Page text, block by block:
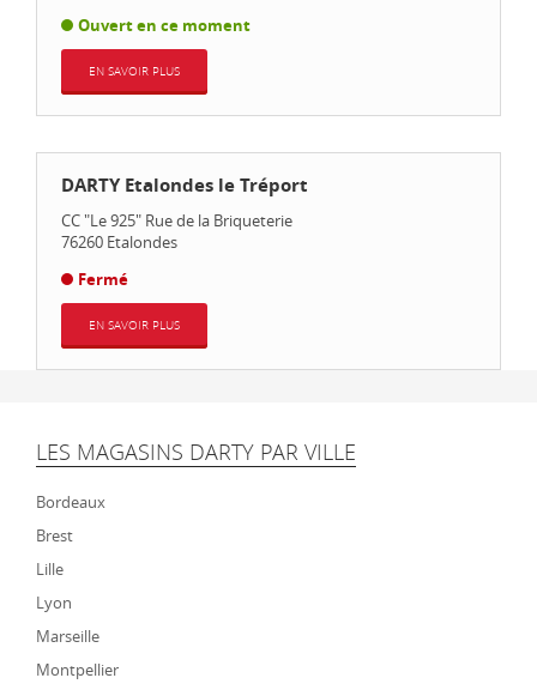
Ouvert en ce moment
EN SAVOIR PLUS
DARTY Etalondes le Tréport
CC "Le 925" Rue de la Briqueterie
76260 Etalondes
Fermé
EN SAVOIR PLUS
LES MAGASINS DARTY PAR VILLE
Bordeaux
Brest
Lille
Lyon
Marseille
Montpellier